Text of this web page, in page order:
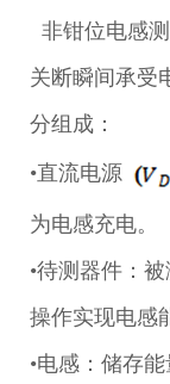
非钳位电感
关断瞬间承受
分组成：
•直流电源
为电感充电。
•待测器件 ：
操作实现电感
•电感 ：储存